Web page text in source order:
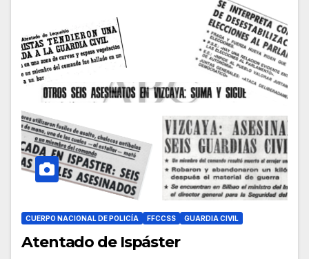
CUERPO NACIONAL DE POLICÍA FFCCSS GUARDIA CIVIL
Atentado de Ispáster